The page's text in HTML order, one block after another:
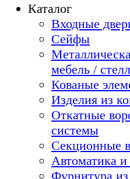
Каталог
Входные
Сейфы
мебель /
Кованые
Изделия из
Откатные
системы
Секционные
Автоматика
Фурнитура